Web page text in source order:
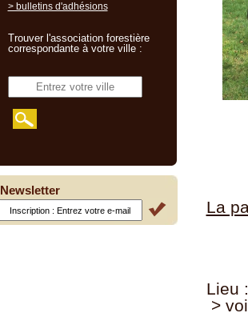
La
Lieu
>
> bulletins d'adhésions
Trouver l'association forestière
correspondante à votre ville :
Newsletter